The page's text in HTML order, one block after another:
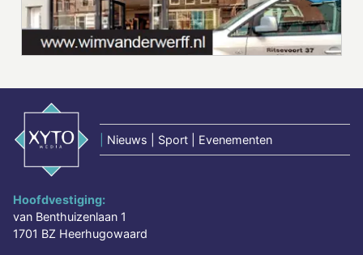
Nieuws | Sport | Evenementen
Hoofdvestiging:
van Benthuizenlaan 1
1701 BZ Heerhugowaard